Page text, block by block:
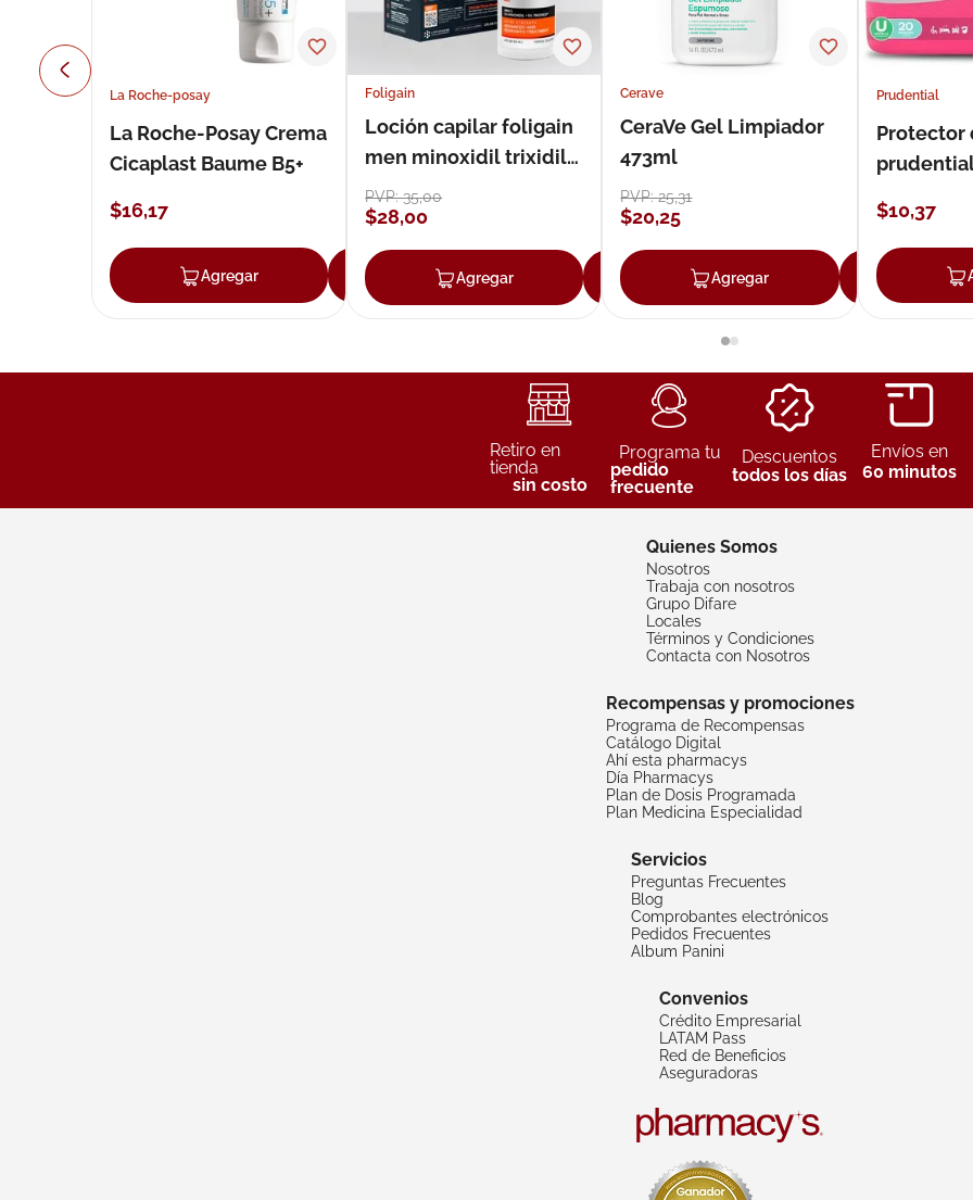
La Roche-posay
La Roche-Posay Crema
Cicaplast Baume B5+
$16,17
Agregar Agregar
Foligain
Loción capilar foligain
men minoxidil trixidil
loción 59 ml
PVP:35,00
$28,00
Agregar Agregar
Cerave
CeraVe Gel Limpiador
473ml
PVP:25,31
$20,25
Agregar
Prudential
Protector
$10,37
Retiro en
tienda
sin costo
Programa tu
pedido
frecuente
Descuentos
todos los días
Envíos en
60 minutos
Quienes Somos
Nosotros
Trabaja con nosotros
Grupo Difare
Locales
Términos y Condiciones
Contacta con Nosotros
Recompensas y promociones
Programa de Recompensas
Catálogo Digital
Ahí esta pharmacys
Día Pharmacys
Plan de Dosis Programada
Plan Medicina Especialidad
Servicios
Preguntas Frecuentes
Blog
Comprobantes electrónicos
Pedidos Frecuentes
Album Panini
Convenios
Crédito Empresarial
LATAM Pass
Red de Beneficios
Aseguradoras